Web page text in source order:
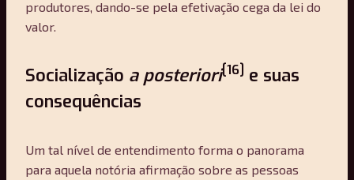
produtores, dando-se pela efetivação cega da lei do
valor.
Socialização a posteriori[16] e suas
consequências
Um tal nível de entendimento forma o panorama
para aquela notória afirmação sobre as pessoas